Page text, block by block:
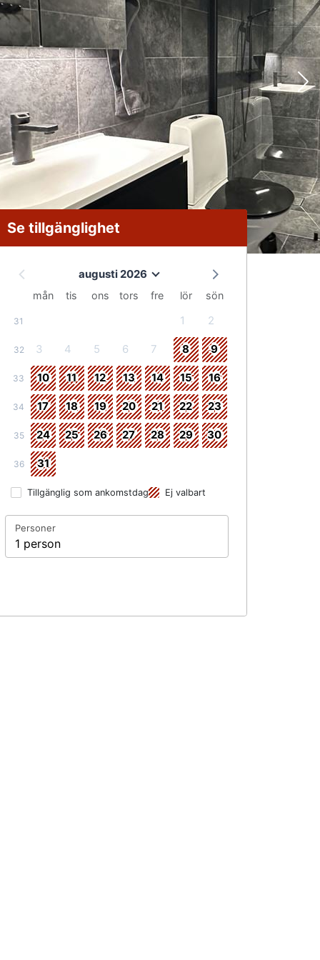
Se tillgänglighet
augusti 2026
mån tis ons tors fre lör sön
31 1 2
32 3 4 5 6 7 8 9
33 10 11 12 13 14 15 16
34 17 18 19 20 21 22 23
35 24 25 26 27 28 29 30
36 31
Tillgänglig som ankomstdag Ej valbart
Personer
1 person